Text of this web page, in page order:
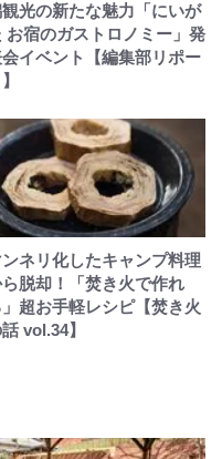
光の新たな魅力「にいが
お宿のガストロノミー」発
イベント【編集部リポー
ンネリ化したキャンプ料理
脱却！「焚き火で作れ
」超お手軽レシピ【焚き火
vol.34】